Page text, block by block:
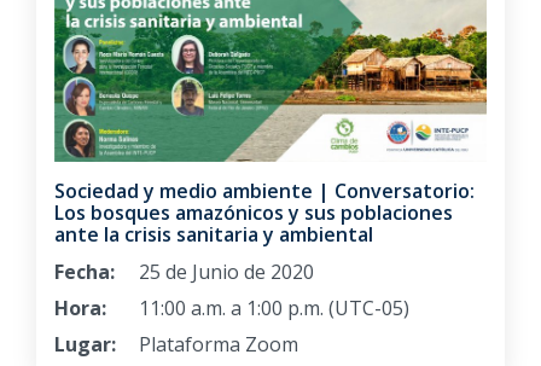
Sociedad y medio ambiente | Conversatorio:
Los bosques amazónicos y sus poblaciones
ante la crisis sanitaria y ambiental
Fecha:
25 de Junio de 2020
Hora:
11:00 a.m. a 1:00 p.m. (UTC-05)
Lugar:
Plataforma Zoom